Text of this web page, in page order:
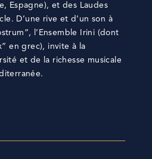
Espagne), et des Laudes
D’une rive et d’un son à
l’Ensemble Irini (dont
en grec), invite à la
et de la richesse musicale